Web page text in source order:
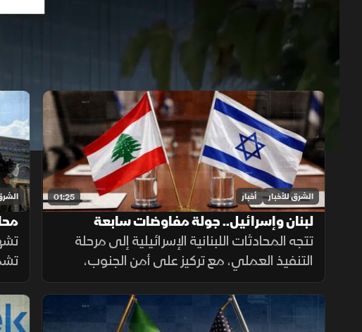
1x auto
حلقات الموسم 2026
01:25 الشرق للأخبار أخبار
لبنان وإسرائيل.. جولة مفاوضات سابعة
تتجه المحادثات اللبنانية الإسرائيلية إلى مرحلة
التنفيذ العملي، مع تركيز على أمن الجنوب،
وترتيبات انتشار القوات، والحدود البرية، وسط
تحديات تتعلق بالضمانات السياسية وتحويل
الاتفاقات إلى واقع مستدام.
من